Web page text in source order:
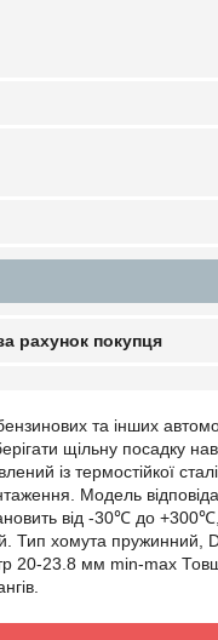
рахунок покупця
та інших
щільну посадку
із термостійкої
Модель
від -30℃ до
Тип хомута пружинний,
20-23.8 мм min-max